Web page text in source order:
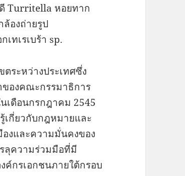
Turritella หอยทาก
องถ่ายรูป
ทเรเบร้า sp.
ระหว่างประเทศซึ่ง
องคณะกรรมาธิการ
เดือนกรกฎาคม 2545
เกี่ยวกับกฎหมายและ
งและความมั่นคงของ
ลุความร่วมมือที่มี
กรเอกชนภายใต้กรอบ